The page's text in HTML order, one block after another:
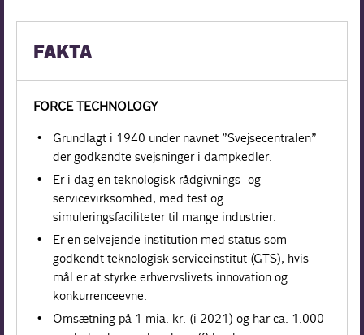
FAKTA
FORCE TECHNOLOGY
Grundlagt i 1940 under navnet ”Svejsecentralen”
der godkendte svejsninger i dampkedler.
Er i dag en teknologisk rådgivnings- og
servicevirksomhed, med test og
simuleringsfaciliteter til mange industrier.
Er en selvejende institution med status som
godkendt teknologisk serviceinstitut (GTS), hvis
mål er at styrke erhvervslivets innovation og
konkurrenceevne.
Omsætning på 1 mia. kr. (i 2021) og har ca. 1.000